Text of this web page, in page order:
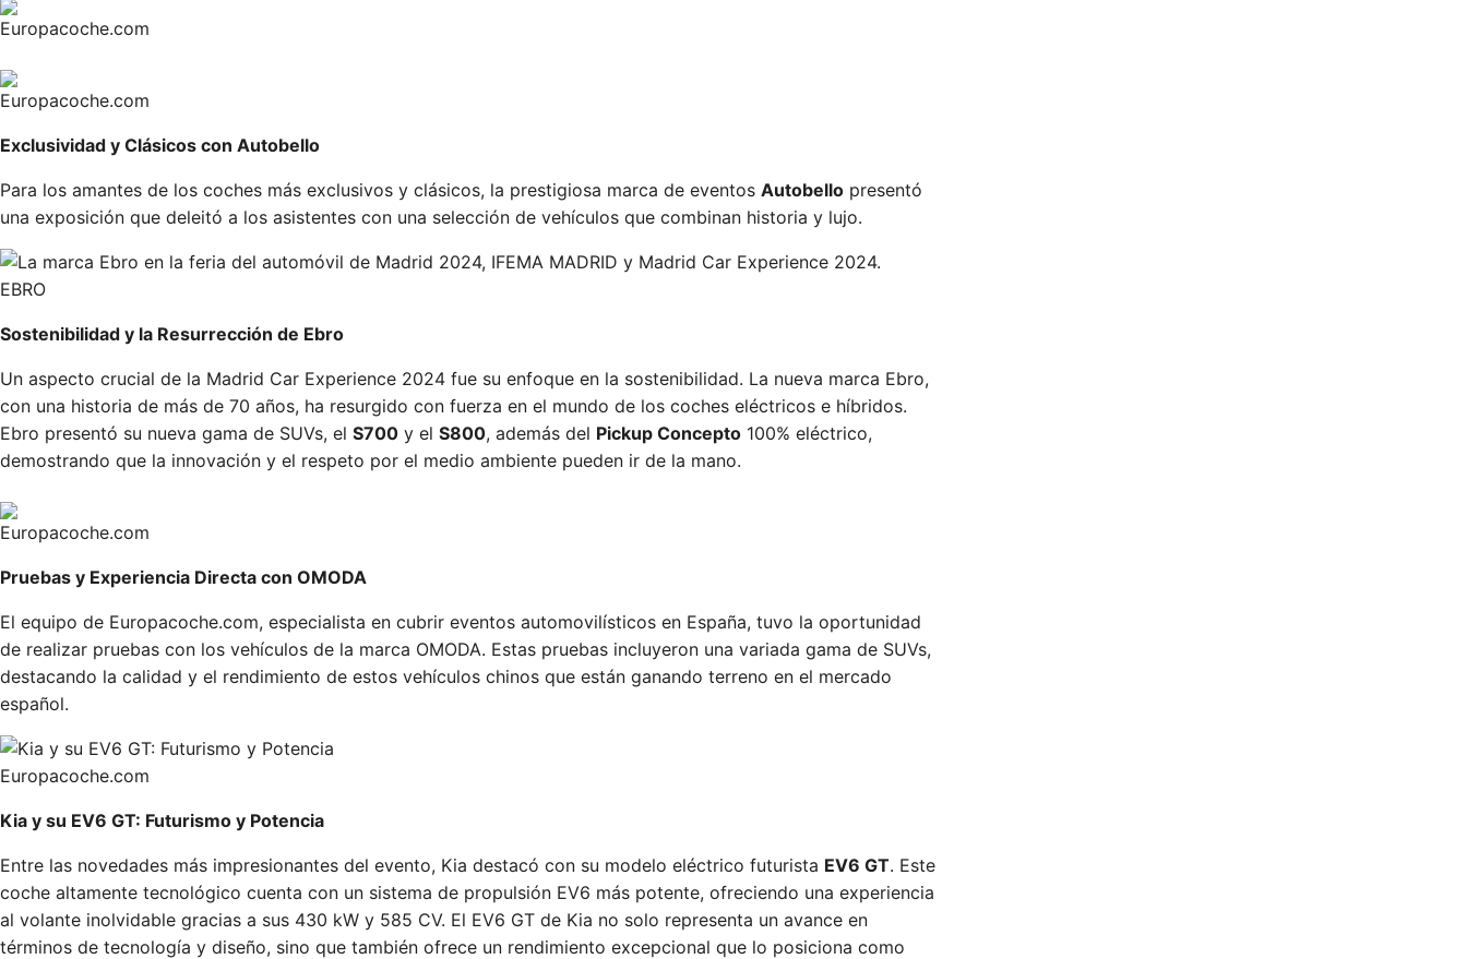
Europacoche.com
Europacoche.com
Exclusividad y Clásicos con Autobello
Para los amantes de los coches más exclusivos y clásicos, la prestigiosa marca de eventos Autobello presentó
una exposición que deleitó a los asistentes con una selección de vehículos que combinan historia y lujo.
EBRO
Sostenibilidad y la Resurrección de Ebro
Un aspecto crucial de la Madrid Car Experience 2024 fue su enfoque en la sostenibilidad. La nueva marca Ebro,
con una historia de más de 70 años, ha resurgido con fuerza en el mundo de los coches eléctricos e híbridos.
Ebro presentó su nueva gama de SUVs, el S700 y el S800, además del Pickup Concepto 100% eléctrico,
demostrando que la innovación y el respeto por el medio ambiente pueden ir de la mano.
Europacoche.com
Pruebas y Experiencia Directa con OMODA
El equipo de Europacoche.com, especialista en cubrir eventos automovilísticos en España, tuvo la oportunidad
de realizar pruebas con los vehículos de la marca OMODA. Estas pruebas incluyeron una variada gama de SUVs,
destacando la calidad y el rendimiento de estos vehículos chinos que están ganando terreno en el mercado
español.
Europacoche.com
Kia y su EV6 GT: Futurismo y Potencia
Entre las novedades más impresionantes del evento, Kia destacó con su modelo eléctrico futurista EV6 GT. Este
coche altamente tecnológico cuenta con un sistema de propulsión EV6 más potente, ofreciendo una experiencia
al volante inolvidable gracias a sus 430 kW y 585 CV. El EV6 GT de Kia no solo representa un avance en
términos de tecnología y diseño, sino que también ofrece un rendimiento excepcional que lo posiciona como